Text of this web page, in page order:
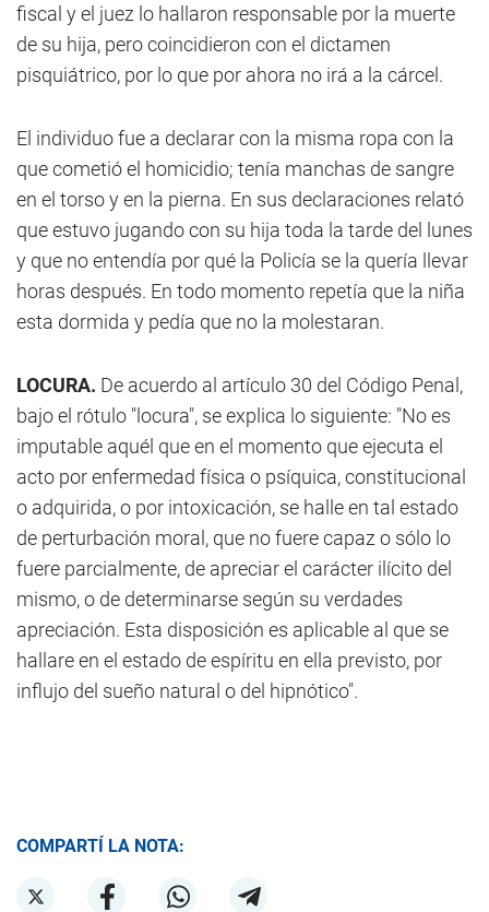
fiscal y el juez lo hallaron responsable por la muerte
de su hija, pero coincidieron con el dictamen
pisquiátrico, por lo que por ahora no irá a la cárcel.
El individuo fue a declarar con la misma ropa con la
que cometió el homicidio; tenía manchas de sangre
en el torso y en la pierna. En sus declaraciones relató
que estuvo jugando con su hija toda la tarde del lunes
y que no entendía por qué la Policía se la quería llevar
horas después. En todo momento repetía que la niña
esta dormida y pedía que no la molestaran.
LOCURA. De acuerdo al artículo 30 del Código Penal,
bajo el rótulo "locura", se explica lo siguiente: "No es
imputable aquél que en el momento que ejecuta el
acto por enfermedad física o psíquica, constitucional
o adquirida, o por intoxicación, se halle en tal estado
de perturbación moral, que no fuere capaz o sólo lo
fuere parcialmente, de apreciar el carácter ilícito del
mismo, o de determinarse según su verdades
apreciación. Esta disposición es aplicable al que se
hallare en el estado de espíritu en ella previsto, por
influjo del sueño natural o del hipnótico".
COMPARTÍ LA NOTA: